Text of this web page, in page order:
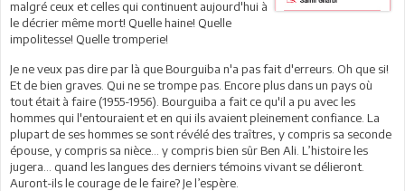
malgré ceux et celles qui continuent aujourd'hui à
le décrier même mort! Quelle haine! Quelle
impolitesse! Quelle tromperie!
Je ne veux pas dire par là que Bourguiba n'a pas fait d'erreurs. Oh que si!
Et de bien graves. Qui ne se trompe pas. Encore plus dans un pays où
tout était à faire (1955-1956). Bourguiba a fait ce qu'il a pu avec les
hommes qui l'entouraient et en qui ils avaient pleinement confiance. La
plupart de ses hommes se sont révélé des traîtres, y compris sa seconde
épouse, y compris sa nièce... y compris bien sûr Ben Ali. L’histoire les
jugera… quand les langues des derniers témoins vivant se délieront.
Auront-ils le courage de le faire? Je l’espère.